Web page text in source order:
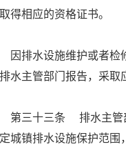
得相应的资格证书。
因排水设施维护或者
水主管部门报告，采取
第三十三条 排水主管
城镇排水设施保护范围